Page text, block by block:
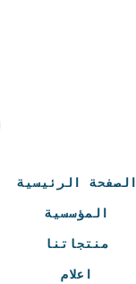
الصفحة الرئيسية
المؤسسية
منتجاتنا
اعلام